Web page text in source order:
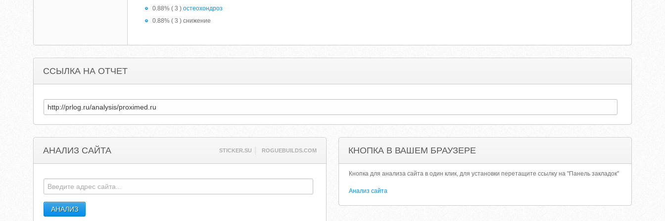
0.88% ( 3 )остеохондроз
0.88% ( 3 ) снижение
ССЫЛКА НА ОТЧЕТ
АНАЛИЗ САЙТА STICKER.SU ROGUEBUILDS.COM КНОПКА В ВАШЕМ БРАУЗЕРЕ
Кнопка для анализа сайта в один клик, для установки перетащите ссылку на "Панель закладок"
Анализ сайта